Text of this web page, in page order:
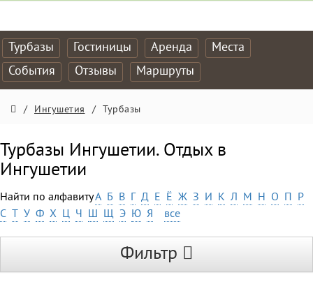
Турбазы Гостиницы Аренда
Места
События
Отзывы Маршруты
/ Ингушетия / Турбазы
Турбазы Ингушетии. Отдых в
Ингушетии
Найти по алфавитуА Б В Г Д Е Ё Ж З И К Л М Н О П Р
С Т У Ф Х Ц Ч Ш Щ Э Ю Я все
Фильтр